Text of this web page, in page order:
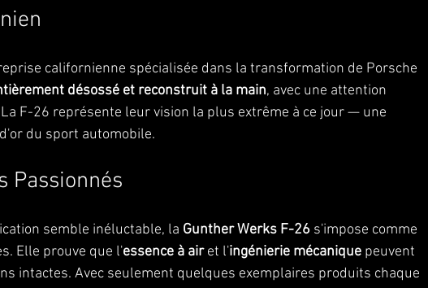
californienne spécialisée dans la transformation de Porsche
désossé et reconstruit à la main, avec une attention
F-26 représente leur vision la plus extrême à ce jour — une
du sport automobile.
Passionnés
semble inéluctable, la Gunther Werks F-26 s'impose comme
Elle prouve que l'essence à air et l'ingénierie mécanique peuvent
intactes. Avec seulement quelques exemplaires produits chaque